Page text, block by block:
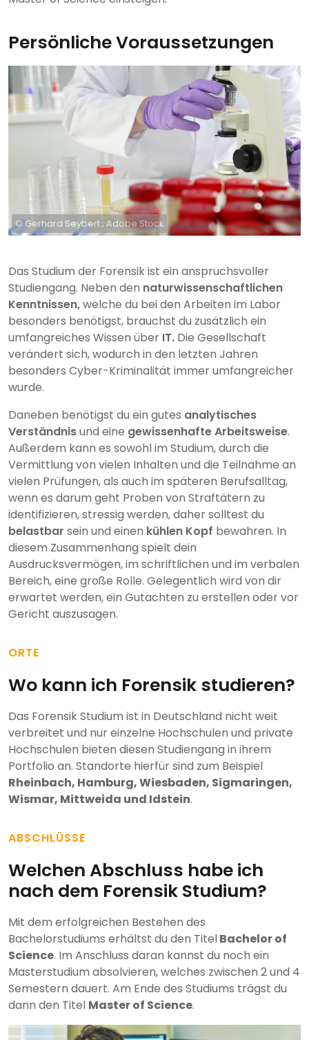
Persönliche Voraussetzungen
© Gerhard Seybert ; Adobe Stock
Das Studium der Forensik ist ein anspruchsvoller
Studiengang. Neben den naturwissenschaftlichen
Kenntnissen,welche du bei den Arbeiten im Labor
besonders benötigst, brauchst du zusätzlich ein
umfangreiches Wissen über IT. Die Gesellschaft
verändert sich, wodurch in den letzten Jahren
besonders Cyber-Kriminalität immer umfangreicher
wurde.
Daneben benötigst du ein gutes analytisches
Verständnisund eine gewissenhafte Arbeitsweise.
Außerdem kann es sowohl im Studium, durch die
Vermittlung von vielen Inhalten und die Teilnahme an
vielen Prüfungen, als auch im späteren Berufsalltag,
wenn es darum geht Proben von Straftätern zu
identifizieren, stressig werden, daher solltest du
belastbar sein und einen kühlen Kopf bewahren. In
diesem Zusammenhang spielt dein
Ausdrucksvermögen, im schriftlichen und im verbalen
Bereich, eine große Rolle. Gelegentlich wird von dir
erwartet werden, ein Gutachten zu erstellen oder vor
Gericht auszusagen.
ORTE
Wo kann ich Forensik studieren?
Das Forensik Studium ist in Deutschland nicht weit
verbreitet und nur einzelne Hochschulen und private
Hochschulen bieten diesen Studiengang in ihrem
Portfolio an. Standorte hierfür sind zum Beispiel
Rheinbach, Hamburg, Wiesbaden, Sigmaringen,
Wismar, Mittweida und Idstein.
ABSCHLÜSSE
Welchen Abschluss habe ich
nach dem Forensik Studium?
Mit dem erfolgreichen Bestehen des
Bachelorstudiums erhältst du den TitelBachelor of
Science. Im Anschluss daran kannst du noch ein
Masterstudium absolvieren, welches zwischen 2 und 4
Semestern dauert. Am Ende des Studiums trägst du
dann den Titel Master of Science.